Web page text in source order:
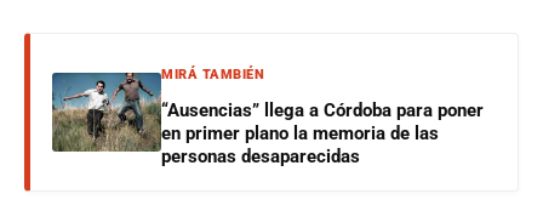
MIRÁ TAMBIÉN
“Ausencias” llega a Córdoba para poner
en primer plano la memoria de las
personas desaparecidas